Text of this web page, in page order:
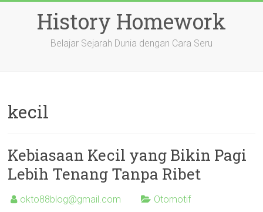
History Homework
Belajar Sejarah Dunia dengan Cara Seru
kecil
Kebiasaan Kecil yang Bikin Pagi
Lebih Tenang Tanpa Ribet
okto88blog@gmail.com Otomotif